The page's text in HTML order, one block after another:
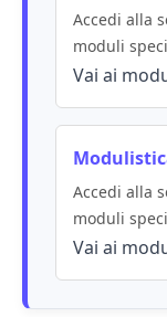
Accedi alla
moduli
Vai ai
Accedi alla
moduli
Vai ai